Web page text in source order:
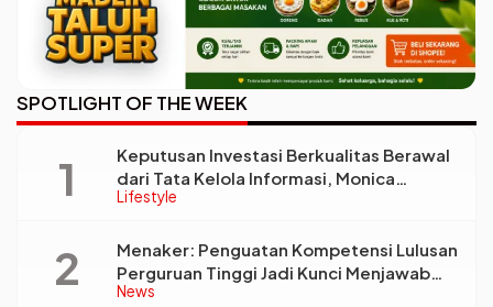
SPOTLIGHT OF THE WEEK
Lifestyle
Keputusan Investasi Berkualitas Berawal
dari Tata Kelola Informasi, Monica
Triyadi: Bukan Sekadar Analisis
News
Menaker: Penguatan Kompetensi Lulusan
Perguruan Tinggi Jadi Kunci Menjawab
Kebutuhan Dunia Kerja